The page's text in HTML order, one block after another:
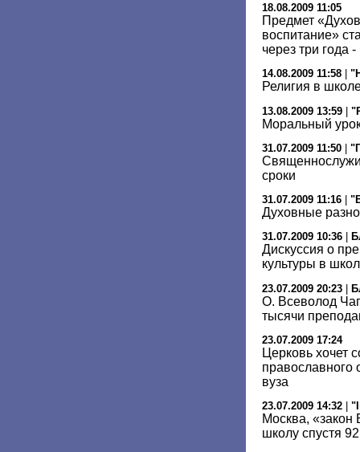
18.08.2009 11:05
Предмет
воспитание»
через три года
14.08.2009 11:58
Религия в
13.08.2009 13:59 |
Моральный
31.07.2009 11:50
сроки
31.07.2009 11:16
Духовные
31.07.2009 10:36
Дискуссия о
культуры в
23.07.2009 20:23
О. Всеволод
тысячи
23.07.2009 17:24
Церковь хочет
православного
вуза
23.07.2009 14:32
Москва,
школу спустя